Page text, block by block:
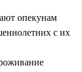
опекунам
с их